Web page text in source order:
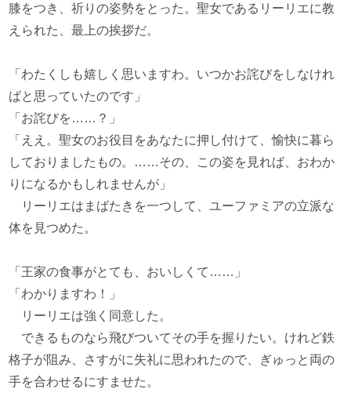
膝をつき、祈りの姿勢をとった。聖女であるリーリエに教
えられた、最上の挨拶だ。
「わたくしも嬉しく思いますわ。いつかお詫びをしなけれ
ばと思っていたのです」
「お詫びを……？」
「ええ。聖女のお役目をあなたに押し付けて、愉快に暮ら
しておりましたもの。……その、この姿を見れば、おわか
りになるかもしれませんが」
リーリエはまばたきを一つして、ユーファミアの立派な
体を見つめた。
「王家の食事がとても、おいしくて……」
「わかりますわ！」
リーリエは強く同意した。
できるものなら飛びついてその手を握りたい。けれど鉄
格子が阻み、さすがに失礼に思われたので、ぎゅっと両の
手を合わせるにすませた。